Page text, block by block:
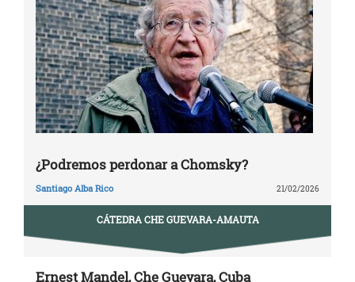
¿Podremos perdonar a Chomsky?
Santiago Alba Rico 21/02/2026
CÁTEDRA CHE GUEVARA-AMAUTA
Ernest Mandel, Che Guevara, Cuba